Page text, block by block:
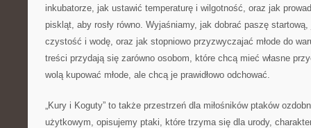
inkubatorze, jak ustawić temperaturę i wilgotność, oraz jak
piskląt, aby rosły równo. Wyjaśniamy, jak dobrać paszę startową,
czystość i wodę, oraz jak stopniowo przyzwyczajać młode do
treści przydają się zarówno osobom, które chcą mieć własne
wolą kupować młode, ale chcą je prawidłowo odchować.
„Kury i Koguty” to także przestrzeń dla miłośników ptaków
użytkowym, opisujemy ptaki, które trzyma się dla urody,